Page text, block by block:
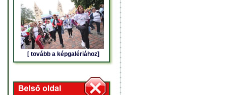
[ tovább a képgalériához]